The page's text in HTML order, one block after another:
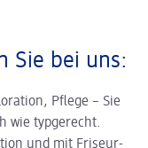
Sie bei uns:
Pflege – Sie
wie typgerecht.
und mit Friseur-